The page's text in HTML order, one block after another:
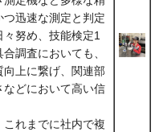
迅速な測定と判定
努め、技能検定1
調査においても、
上に繋げ、関連部
どにおいて高い信
これまでに社内で複